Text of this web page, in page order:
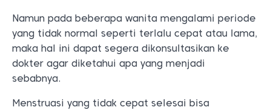
Namun pada beberapa wanita mengalami periode
yang tidak normal seperti terlalu cepat atau lama,
maka hal ini dapat segera dikonsultasikan ke
dokter agar diketahui apa yang menjadi
sebabnya.
Menstruasi yang tidak cepat selesai bisa